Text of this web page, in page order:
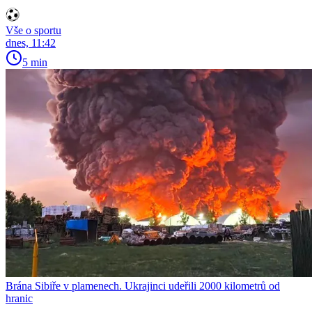
Vše o sportu
dnes, 11:42
5 min
Brána Sibiře v plamenech. Ukrajinci udeřili 2000 kilometrů od
hranic